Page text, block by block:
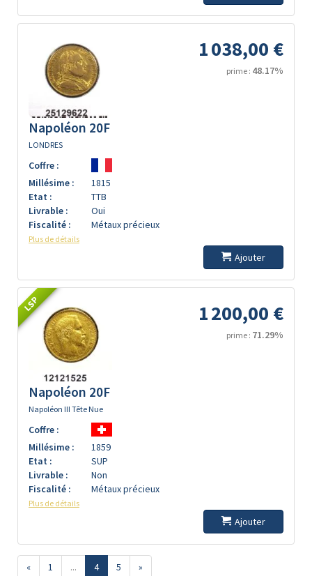
1 038,00 €
prime : 48.17%
Napoléon 20F
LONDRES
Coffre :
Millésime :
1815
Etat :
TTB
Livrable :
Oui
Fiscalité :
Métaux précieux
Plus de détails
Ajouter
LSP 1 200,00 €
prime : 71.29%
Napoléon 20F
Napoléon III Tête Nue
Coffre :
Millésime :
1859
Etat :
SUP
Livrable :
Non
Fiscalité :
Métaux précieux
Plus de détails
Ajouter
« 1 ... 4 5 »